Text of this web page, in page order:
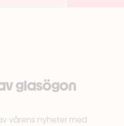
glasögon
vårens nyheter med